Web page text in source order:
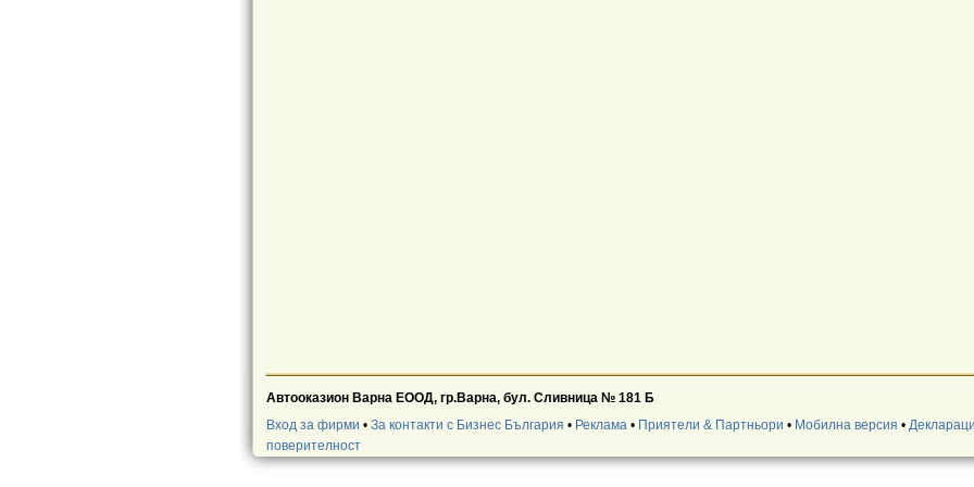
Автооказион Варна ЕООД, гр.Варна, бул. Сливница № 181 Б
Вход за фирми • За контакти с Бизнес България • Реклама• Приятели & Партньори • Мобилна версия •
поверителност